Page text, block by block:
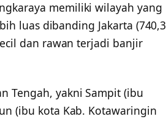
memiliki wilayah yang
luas dibanding Jakarta (740,3
dan rawan terjadi banjir
Tengah, yakni Sampit (ibu
(ibu kota Kab. Kotawaringin